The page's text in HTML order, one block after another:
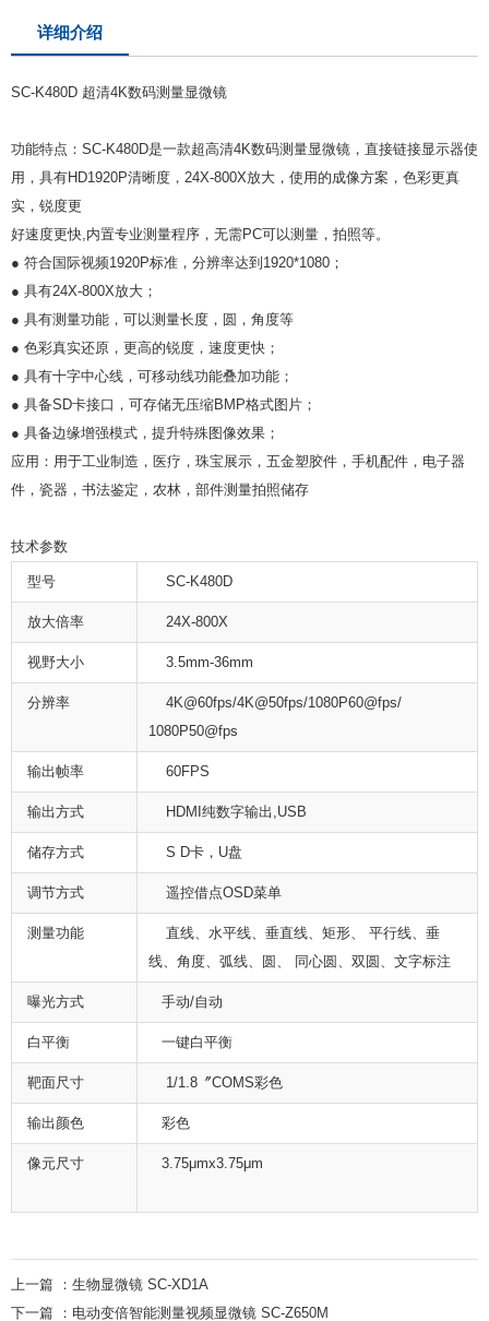
详细介绍
SC-K480D 超清4K数码测量显微镜
功能特点：SC-K480D是一款超高清4K数码测量显微镜，直接链接显示器使
用，具有HD1920P清晰度，24X-800X放大，使用的成像方案，色彩更真
实，锐度更
好速度更快,内置专业测量程序，无需PC可以测量，拍照等。
● 符合国际视频1920P标准，分辨率达到1920*1080；
● 具有24X-800X放大；
● 具有测量功能，可以测量长度，圆，角度等
● 色彩真实还原，更高的锐度，速度更快；
● 具有十字中心线，可移动线功能叠加功能；
● 具备SD卡接口，可存储无压缩BMP格式图片；
● 具备边缘增强模式，提升特殊图像效果；
应用：用于工业制造，医疗，珠宝展示，五金塑胶件，手机配件，电子器
件，瓷器，书法鉴定，农林，部件测量拍照储存
技术参数
型号 SC-K480D
放大倍率 24X-800X
视野大小 3.5mm-36mm
分辨率
4K@60fps/4K@50fps/1080P60@fps/
1080P50@fps
输出帧率 60FPS
输出方式 HDMI纯数字输出,USB
储存方式 S D卡，U盘
调节方式 遥控借点OSD菜单
测量功能
直线、水平线、垂直线、矩形、 平行线、垂
线、角度、弧线、圆、 同心圆、双圆、文字标注
曝光方式 手动/自动
白平衡 一键白平衡
靶面尺寸 1/1.8〞COMS彩色
输出颜色 彩色
像元尺寸 3.75μmx3.75μm
上一篇 ： 生物显微镜 SC-XD1A
下一篇 ： 电动变倍智能测量视频显微镜 SC-Z650M